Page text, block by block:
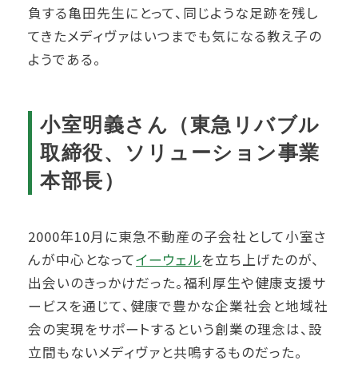
負する亀田先生にとって、同じような足跡を残し
てきたメディヴァはいつまでも気になる教え子の
ようである。
小室明義さん（東急リバブル
取締役、ソリューション事業
本部長）
2000年10月に東急不動産の子会社として小室さ
んが中心となってイーウェルを立ち上げたのが、
出会いのきっかけだった。福利厚生や健康支援サ
ービスを通じて、健康で豊かな企業社会と地域社
会の実現をサポートするという創業の理念は、設
立間もないメディヴァと共鳴するものだった。